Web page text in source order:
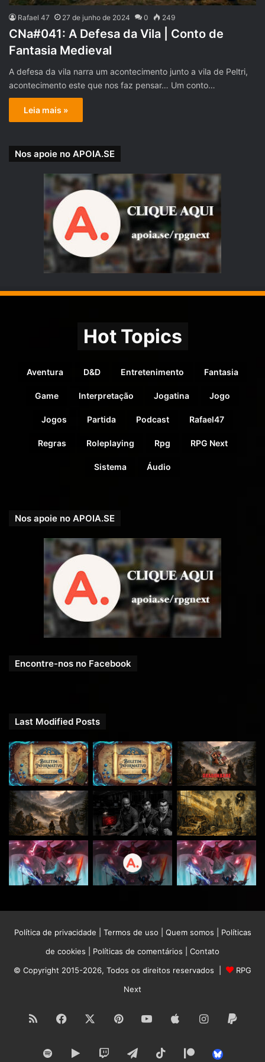
Rafael 47 27 de junho de 2024 0 249
CNa#041: A Defesa da Vila | Conto de
Fantasia Medieval
A defesa da vila narra um acontecimento junto a vila de Peltri,
acontecimento este que nos faz pensar… Um conto…
Leia mais »
Nos apoie no APOIA.SE
Hot Topics
Aventura D&D Entretenimento Fantasia
Game Interpretação Jogatina Jogo
Jogos Partida Podcast Rafael47
Regras Roleplaying Rpg RPG Next
Sistema Áudio
Nos apoie no APOIA.SE
Encontre-nos no Facebook
Last Modified Posts
Política de privacidade Termos de uso Quem somos
Políticas
de cookies
Políticas de comentários
Contato
© Copyright 2015-2026, Todos os direitos reservados |
RPG
Next
RSS Facebook PinterestYouTubeAppleInstagram
SpotifyGoogle TwitchTelegramTikTokPatreon